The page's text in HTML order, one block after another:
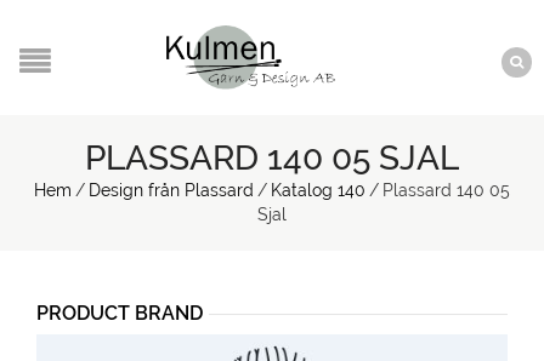
PLASSARD 140 05 SJAL
Hem / Design från Plassard / Katalog 140 / Plassard 140 05
Sjal
PRODUCT BRAND